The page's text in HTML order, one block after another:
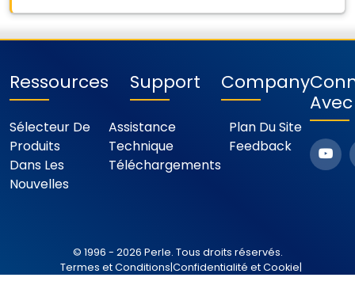
Ressources
Sélecteur De
Produits
Dans Les
Nouvelles
Support
Assistance
Technique
Téléchargements
Company
Plan Du Site
Feedback
© 1996 - 2026 Perle. Tous droits réservés.
Termes et Conditions|Confidentialité et Cookie|